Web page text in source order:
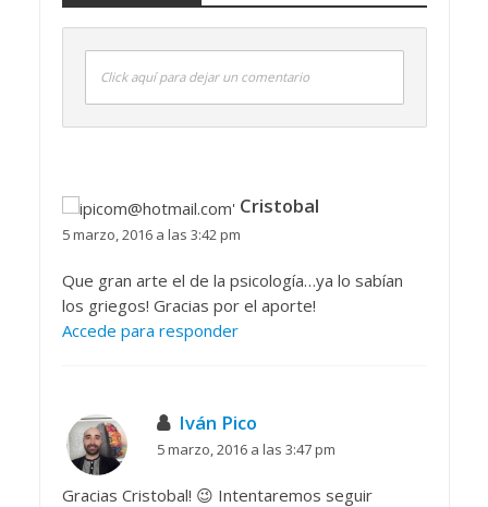
Click aquí para dejar un comentario
Cristobal
5 marzo, 2016 a las 3:42 pm
Que gran arte el de la psicología…ya lo sabían
los griegos! Gracias por el aporte!
Accede para responder
Iván Pico
5 marzo, 2016 a las 3:47 pm
Gracias Cristobal! 😉 Intentaremos seguir